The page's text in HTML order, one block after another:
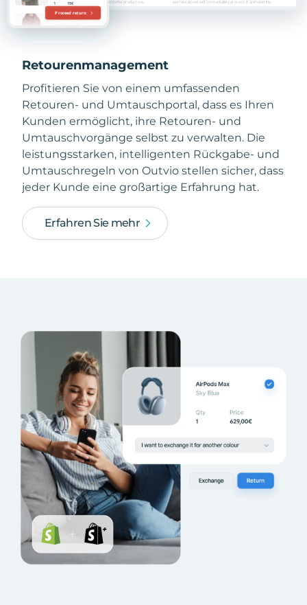
Retourenmanagement
Profitieren Sie von einem umfassenden
Retouren- und Umtauschportal, dass es Ihren
Kunden ermöglicht, ihre Retouren- und
Umtauschvorgänge selbst zu verwalten. Die
leistungsstarken, intelligenten Rückgabe- und
Umtauschregeln von Outvio stellen sicher, dass
jeder Kunde eine großartige Erfahrung hat.
Erfahren Sie mehr